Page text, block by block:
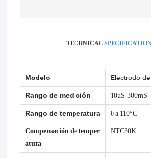
TECHNICAL
Modelo Electrodo
Rango de medición 10uS-300mS
Rango de temperatura 0 a 110°C
Compensación de temper
atura
NTC30K